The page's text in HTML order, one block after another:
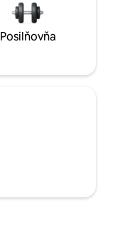
Posilňovňa